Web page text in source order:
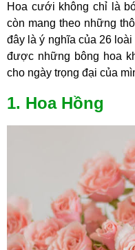
Hoa cưới không chỉ là
còn mang theo những
đây là ý nghĩa của 26
được những bông hoa
cho ngày trọng đại của
1. Hoa Hồng